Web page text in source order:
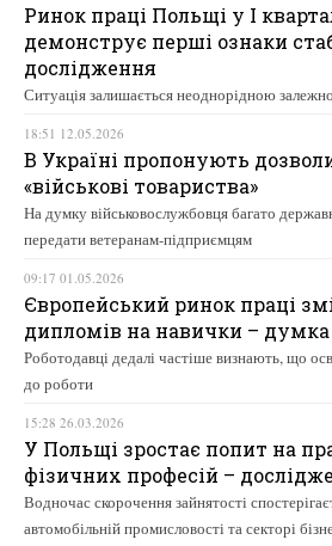
Ринок праці Польщі у І
демонструє перші ознаки
дослідження
Ситуація залишається неоднорідною
18:51 12.05.2026
В Україні пропонують
«військові товариства»
На думку військовослужбовця багато
передати ветеранам-підприємцям
09:17 01.05.2026
Європейський ринок праці
дипломів на навички – думка
Роботодавці дедалі частіше визнають, що
до роботи
15:28 26.03.2026
У Польщі зростає попит на
фізичних професій –
Водночас скорочення зайнятості
автомобільній промисловості та секторі